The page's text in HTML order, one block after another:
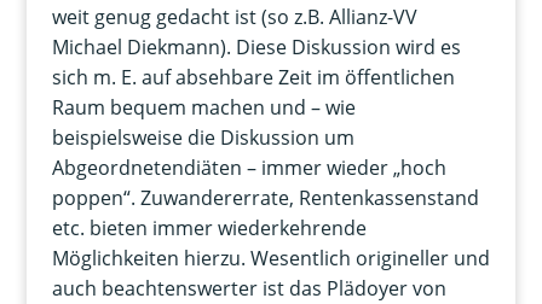
weit genug gedacht ist (so z.B. Allianz-VV
Michael Diekmann). Diese Diskussion wird es
sich m. E. auf absehbare Zeit im öffentlichen
Raum bequem machen und – wie
beispielsweise die Diskussion um
Abgeordnetendiäten – immer wieder „hoch
poppen“. Zuwandererrate, Rentenkassenstand
etc. bieten immer wiederkehrende
Möglichkeiten hierzu. Wesentlich origineller und
auch beachtenswerter ist das Plädoyer von